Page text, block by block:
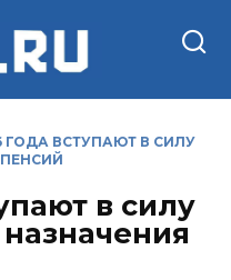
ГОДА ВСТУПАЮТ В СИЛУ
в силу